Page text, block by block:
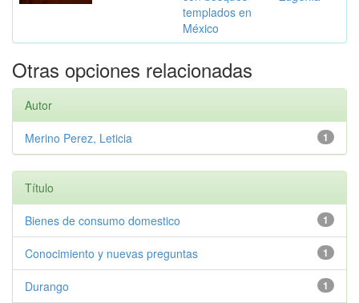
templados en
México
Otras opciones relacionadas
Autor
1
Merino Perez, Leticia
Título
1
Bienes de consumo domestico
1
Conocimiento y nuevas preguntas
1
Durango